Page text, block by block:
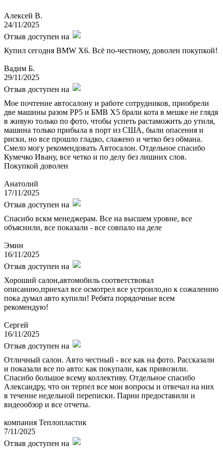
Алексей B.
24/11/2025
Отзыв доступен на
Купил сегодня BMW X6. Всё по-честному, доволен покупкой!
Вадим Б.
29/11/2025
Отзыв доступен на
Мое почтение автосалону и работе сотрудников, приобрели
две машины разом РР5 и БМВ Х5 брали кота в мешке не глядя
в живую только по фото, чтобы успеть растаможить до утиля,
машина только прибыла в порт из США, были опасения и
риски, но все прошло гладко, слажено и четко без обмана.
Смело могу рекомендовать Автосалон. Отдельное спасибо
Кумечко Ивану, все четко и по делу без лишних слов.
Покупкой доволен
Анатолий
17/11/2025
Отзыв доступен на
Спасибо вскм менеджерам. Все на высшем уровне, все
объяснили, все показали - все совпало на деле
Эмин
16/11/2025
Отзыв доступен на
Хороший салон,автомобиль соответствовал
описанию,приехал все осмотрел все устроило,но к сожалению
пока думал авто купили! Ребята порядочные всем
рекомендую!
Сергей
16/11/2025
Отзыв доступен на
Отличный салон. Авто честный - все как на фото. Рассказали
и показали все по авто: как покупали, как привозили.
Спасибо большое всему коллективу. Отдельное спасибо
Александру, что он терпел все мои вопросы и отвечал на них
в течение недельной переписки. Парни предоставили и
видеообзор и все отчеты.
компания Теплопластик
7/11/2025
Отзыв доступен на